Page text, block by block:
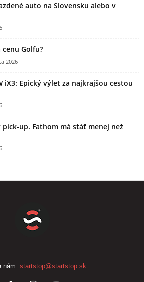
auto na Slovensku alebo v
cenu Golfu?
2026
iX3: Epický výlet za najkrajšou cestou
up. Fathom má stáť menej než
nám: startstop@startstop.sk